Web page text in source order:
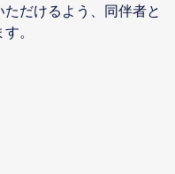
だけるよう、同伴者と
。